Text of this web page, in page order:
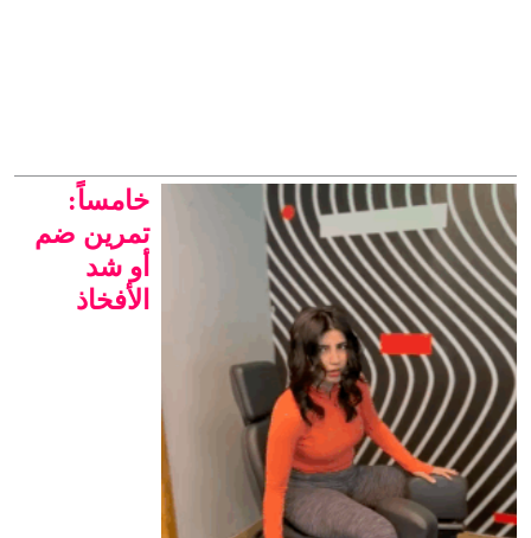
خامساً:
تمرين ضم
أو شد
الأفخاذ